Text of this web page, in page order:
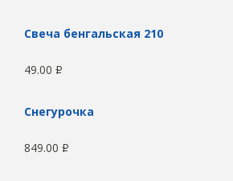
Свеча бенгальская 210
49.00 Р
Снегурочка
849.00 Р